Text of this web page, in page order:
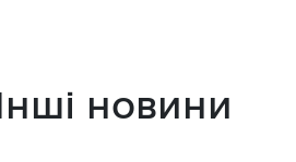
з питань підприємництва у м.
база новини